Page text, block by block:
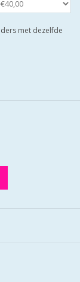
met dezelfde